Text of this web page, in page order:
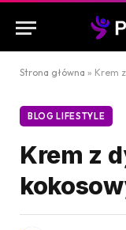
Strona główna » Krem
BLOG LIFESTYLE
Krem z